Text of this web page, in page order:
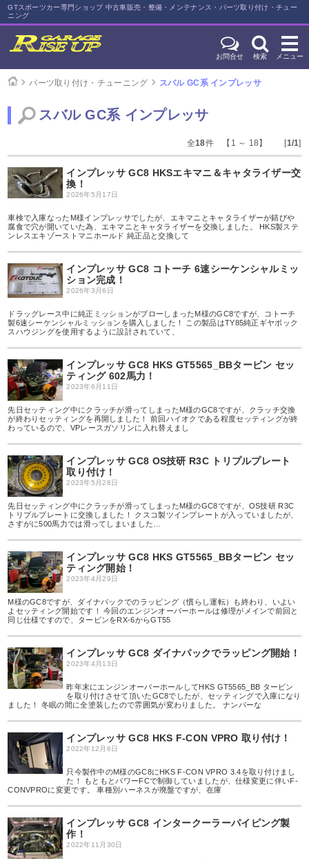
GTスポーツカー専門ショップ 中古車販売・整備・メンテナンス・パーツ取り付け・チュー
ニング
お問合せ 検索 メニュー
パーツ取り付け・チューニング スバル GC系 インプレッサ
スバル GC系 インプレッサ
全18件 【1 ～ 18】 [1/1]
インプレッサ GC8 HKSエキマニ＆キャタライザー交
換！
2026年5月17日
車検で入庫なったM様インプレッサでしたが、エキマニとキャタライザーが錆びや
腐食で穴が開いていた為、エキマニとキャタライザーを交換しました。 HKS製ステ
ンレスエキゾーストマニホールド 純正品と交換して
インプレッサ GC8 コトーチ 6速シーケンシャルミッ
ション完成！
2026年3月6日
ドラッグレース中に純正ミッションがブローしまったM様のGC8ですが、コトーチ
製6速シーケンシャルミッションを購入しました！ この製品はTY85純正ギヤボック
スハウジングを使用するように設計されていて、
インプレッサ GC8 HKS GT5565_BBタービン セッ
ティング 602馬力！
2023年6月11日
先日セッティング中にクラッチが滑ってしまったM様のGC8ですが、クラッチ交換
が終わりセッティングを再開しました！ 前回ハイオクである程度セッティングが終
わっているので、VPレースガソリンに入れ替えまし
インプレッサ GC8 OS技研 R3C トリプルプレート
取り付け！
2023年5月28日
先日セッティング中にクラッチが滑ってしまったM様のGC8ですが、OS技研 R3C
トリプルプレートに交換しました！ クスコ製ツインプレートが入っていましたが、
さすがに500馬力では滑ってしまいました…
インプレッサ GC8 HKS GT5565_BBタービン セッ
ティング開始！
2023年4月29日
M様のGC8ですが、ダイナパックでのラッピング（慣らし運転）も終わり、いよい
よセッティング開始です！ 今回のエンジンオーバーホールは修理がメインで前回と
同じ仕様ですので、タービンをRX-6からGT55
インプレッサ GC8 ダイナパックでラッピング開始！
2023年4月13日
昨年末にエンジンオーバーホールしてHKS GT5565_BB タービン
を取り付けさせて頂いたGC8でしたが、セッティングで入庫になり
ました！ 冬眠の間に全塗装したので雰囲気が変わりました。 ナンバーな
インプレッサ GC8 HKS F-CON VPRO 取り付け！
2022年12月6日
只今製作中のM様のGC8にHKS F-CON VPRO 3.4を取り付けまし
た！ もともとパワーFCで制御していましたが、仕様変更に伴いF-
CONVPROに変更です。 車種別ハーネスが廃盤ですが、在庫
インプレッサ GC8 インタークーラーパイピング製
作！
2022年11月30日